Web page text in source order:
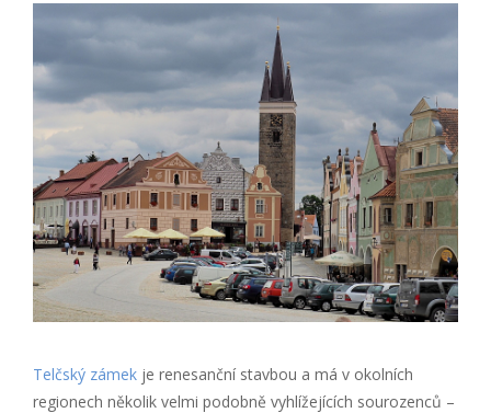
Telčský zámek je renesanční stavbou a má v okolních
regionech několik velmi podobně vyhlížejících sourozenců –